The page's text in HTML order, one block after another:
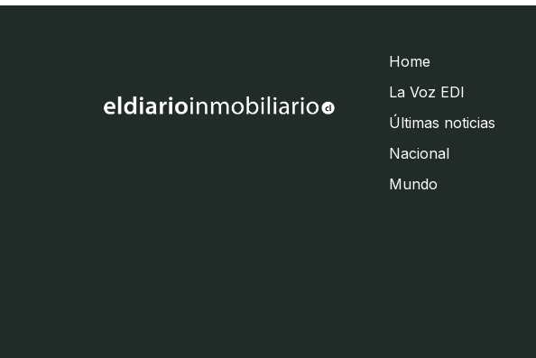
Home
La Voz EDI
Últimas noticias
Nacional
Mundo